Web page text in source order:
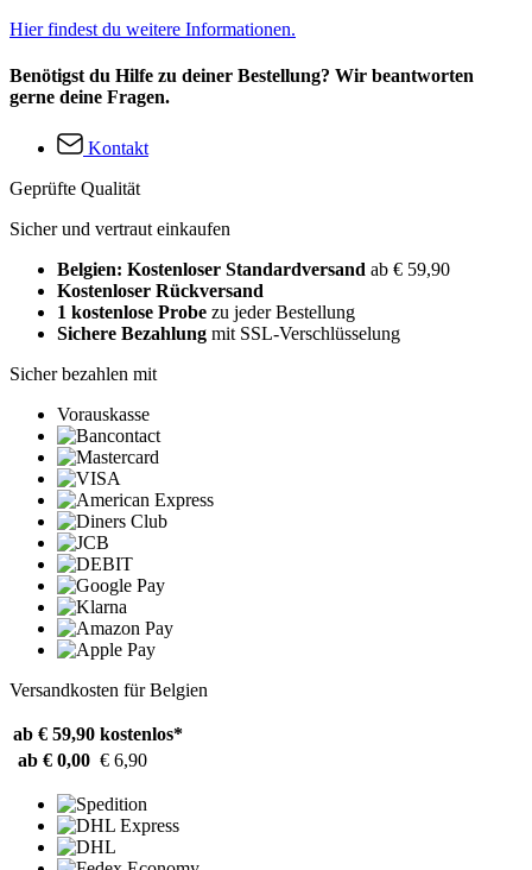
Hier findest du weitere Informationen.
Benötigst du Hilfe zu deiner Bestellung? Wir beantworten
gerne deine Fragen.
Kontakt
Geprüfte Qualität
Sicher und vertraut einkaufen
Belgien: Kostenloser Standardversand ab € 59,90
Kostenloser Rückversand
1 kostenlose Probe zu jeder Bestellung
Sichere Bezahlung mit SSL-Verschlüsselung
Sicher bezahlen mit
Vorauskasse
Versandkosten für Belgien
ab € 59,90 kostenlos*
ab € 0,00 € 6,90